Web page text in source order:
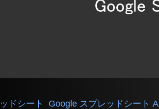
ドシート
Google スプレッドシート